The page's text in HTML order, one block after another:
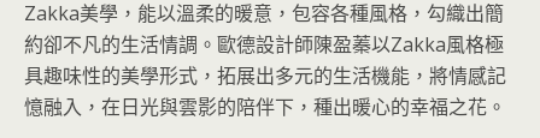
Zakka美學，能以溫柔的暖意，包容各種風格，勾織出簡
約卻不凡的生活情調。歐德設計師陳盈蓁以Zakka風格極
具趣味性的美學形式，拓展出多元的生活機能，將情感記
憶融入，在日光與雲影的陪伴下，種出暖心的幸福之花。